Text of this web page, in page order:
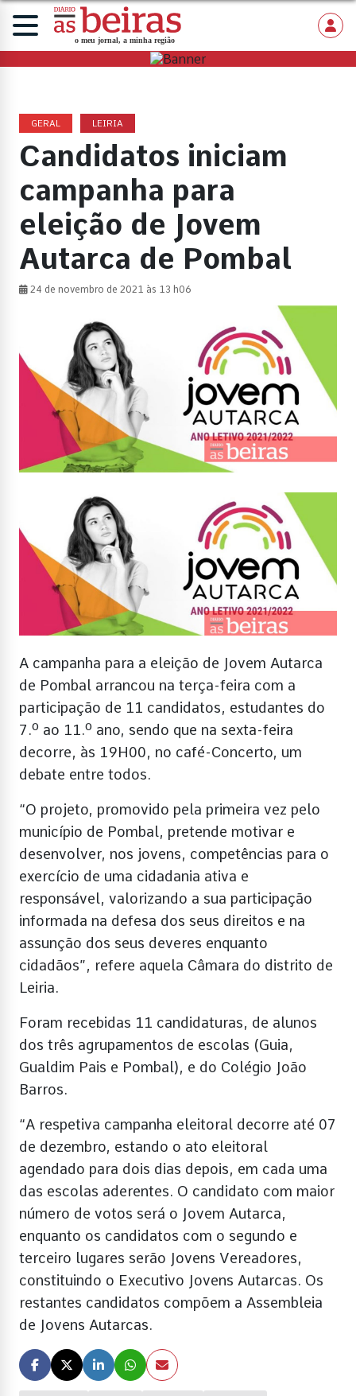
GERAL LEIRIA
Candidatos iniciam
campanha para
eleição de Jovem
Autarca de Pombal
24 de novembro de 2021 às 13 h06
A campanha para a eleição de Jovem Autarca
de Pombal arrancou na terça-feira com a
participação de 11 candidatos, estudantes do
7.º ao 11.º ano, sendo que na sexta-feira
decorre, às 19H00, no café-Concerto, um
debate entre todos.
“O projeto, promovido pela primeira vez pelo
município de Pombal, pretende motivar e
desenvolver, nos jovens, competências para o
exercício de uma cidadania ativa e
responsável, valorizando a sua participação
informada na defesa dos seus direitos e na
assunção dos seus deveres enquanto
cidadãos”, refere aquela Câmara do distrito de
Leiria.
Foram recebidas 11 candidaturas, de alunos
dos três agrupamentos de escolas (Guia,
Gualdim Pais e Pombal), e do Colégio João
Barros.
“A respetiva campanha eleitoral decorre até 07
de dezembro, estando o ato eleitoral
agendado para dois dias depois, em cada uma
das escolas aderentes. O candidato com maior
número de votos será o Jovem Autarca,
enquanto os candidatos com o segundo e
terceiro lugares serão Jovens Vereadores,
constituindo o Executivo Jovens Autarcas. Os
restantes candidatos compõem a Assembleia
de Jovens Autarcas.